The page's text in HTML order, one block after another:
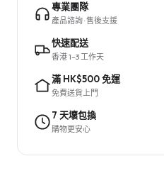
專業團隊
產品諮詢 · 售後支援
快速配送
香港 1–3 工作天
滿 HK$500 免運
免費送貨上門
7 天壞包換
購物更安心